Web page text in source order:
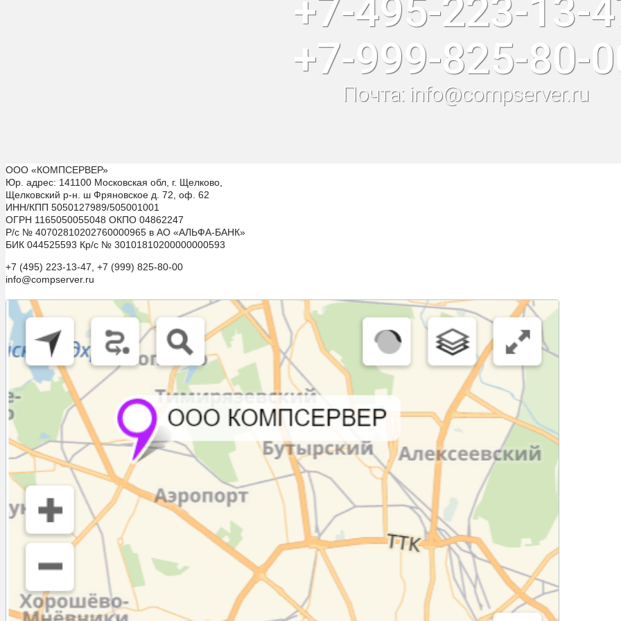
+7-495-223-13-
+7-999-825-80-
Почта: info@compserver.ru
ООО «КОМПСЕРВЕР»
Юр. адрес: 141100 Московская обл, г. Щелково,
Щелковский р-н. ш Фряновское д. 72, оф. 62
ИНН/КПП 5050127989/505001001
ОГРН 1165050055048 ОКПО 04862247
Р/с № 40702810202760000965 в АО «АЛЬФА-БАНК»
БИК 044525593 Кр/с № 30101810200000000593
+7 (495) 223-13-47, +7 (999) 825-80-00
info@compserver.ru